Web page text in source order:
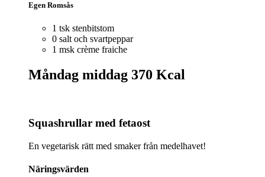
Egen Romsås
1 tsk stenbitstom
0 salt och svartpeppar
1 msk crème fraiche
Måndag middag 370 Kcal
Squashrullar med fetaost
En vegetarisk rätt med smaker från medelhavet!
Näringsvärden